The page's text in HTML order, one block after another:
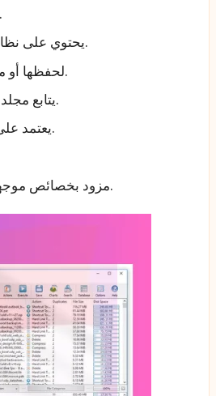
يمكن تخصيص سياسات لمعالجة الملفات المكررة تلقائيًا مثل النسخ، النقل أو الحذف.
يحتوي على نظام تصنيف يفرز الملفات حسب النوع مثل الصور، الفيديوهات، المستندات والموسيقى.
يوفر إمكانية تصدير نتائج الفحص إلى صيغ متعددة مثل HTML و PDF و CSV لحفظها أو مشاركتها.
يتابع مجلدات محددة بشكل فوري لمنع تراكم التكرارات دون الحاجة إلى الفحص اليدوي المتكرر.
يعتمد على تقنية الفحص المتعدد الخيوط مما يسمح بمسح ملايين الملفات بسرعة وكفاءة عالية.
مزود بخصائص موجهة للشركات ومديري الأنظمة لإدارة الملفات المكررة على عدة خوادم في وقت واحد.